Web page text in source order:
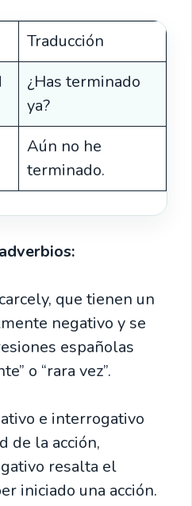
Traducción
¿Has terminado
ya?
Aún no he
terminado.
adverbios:
que tienen un
negativo y se
españolas
o “rara vez”.
e interrogativo
de la acción,
resalta el
iniciado una acción.